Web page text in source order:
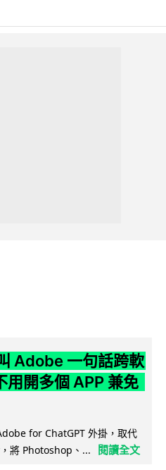
Adobe 一句話跨軟
用開多個 APP 兼免
for ChatGPT 外掛，取代
將 Photoshop、...
閱讀全文